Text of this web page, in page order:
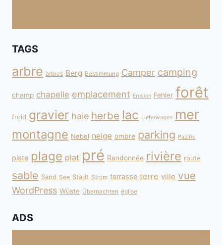
TAGS
arbre arbres Berg Bestimmung Camper camping
champ chapelle emplacement Erosion Fehler forêt
froid gravier haie herbe lac Lieferwagen mer
montagne Nebel neige ombre parking Pazifik
piste plage plat pré Randonnée rivière route
sable Sand See Stadt Strom terrasse terre ville vue
WordPress Wüste Übernachten église
ADS